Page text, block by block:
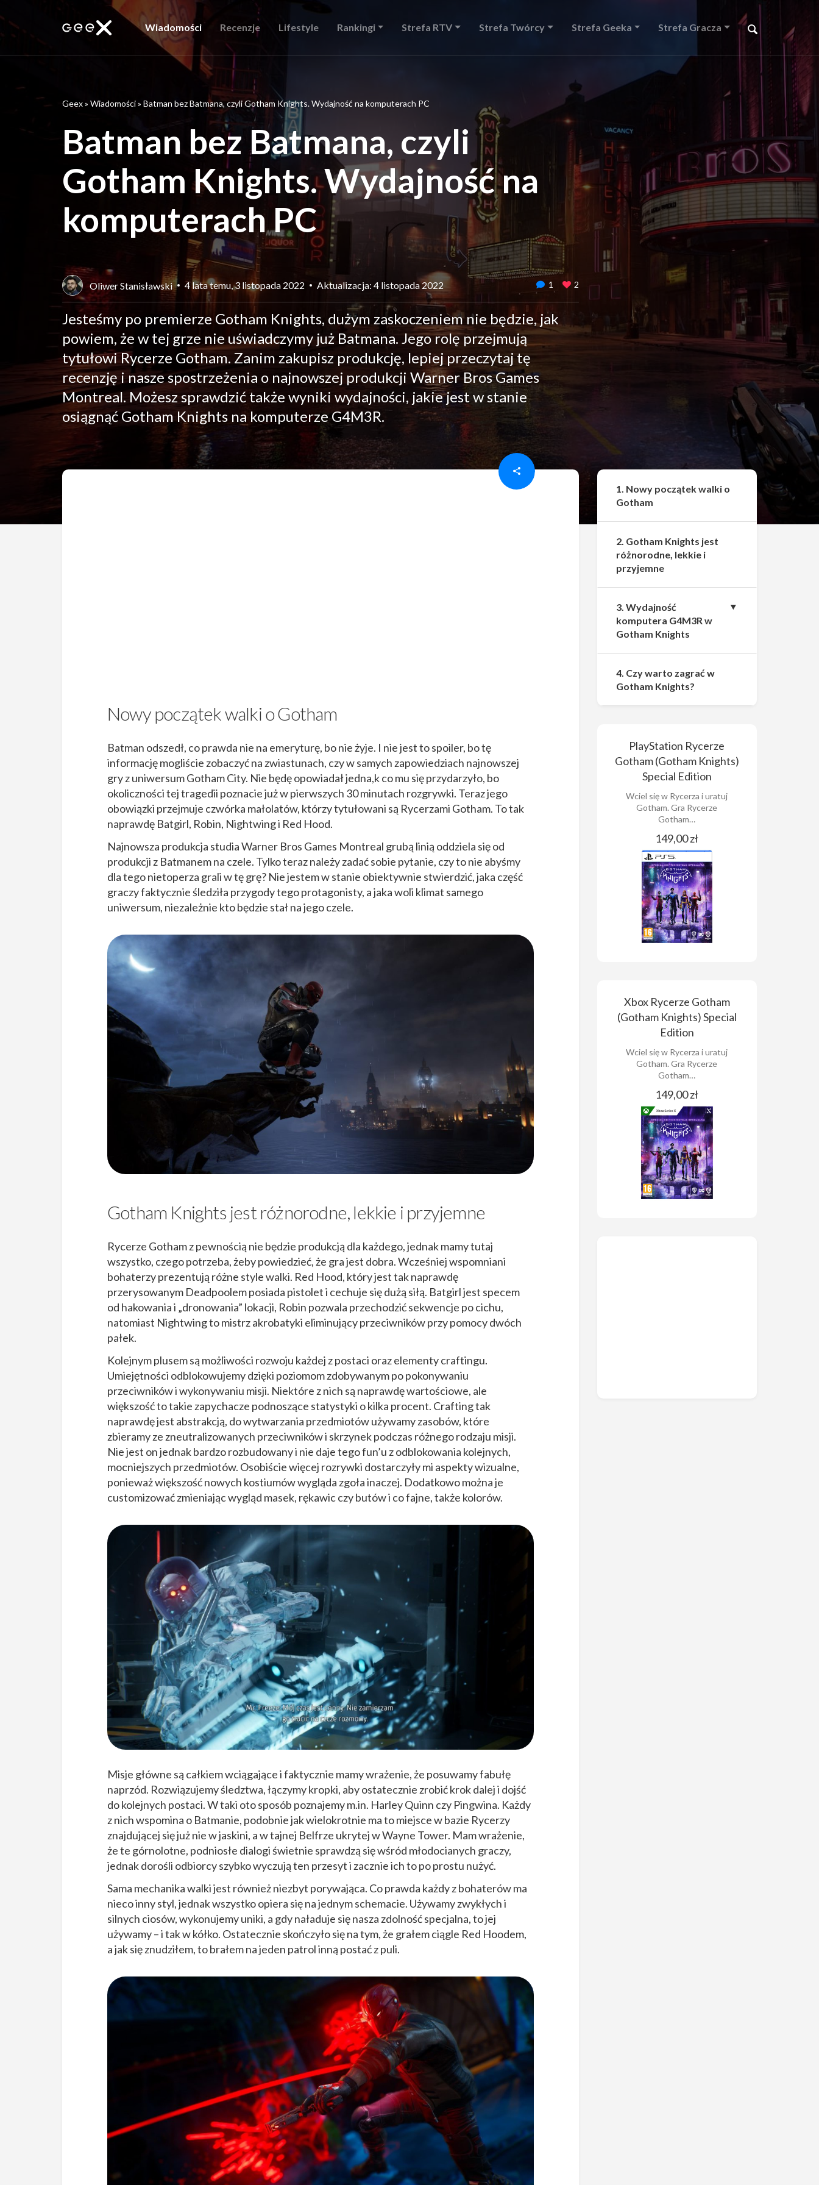
Wiadomości Recenzje Lifestyle Rankingi Strefa RTV Strefa Twórcy Strefa Geeka Strefa Gracza
Geex» Wiadomości» Batman bez Batmana, czyli Gotham Knights. Wydajność na komputerach PC
Batman bez Batmana, czyli
Gotham Knights. Wydajność na
komputerach PC
Oliwer Stanisławski 4 lata temu, 3 listopada 2022 Aktualizacja: 4 listopada 2022 1 2
Jesteśmy po premierze Gotham Knights, dużym zaskoczeniem nie będzie, jak
powiem, że w tej grze nie uświadczymy już Batmana. Jego rolę przejmują
tytułowi Rycerze Gotham. Zanim zakupisz produkcję, lepiej przeczytaj tę
recenzję i nasze spostrzeżenia o najnowszej produkcji Warner Bros Games
Montreal. Możesz sprawdzić także wyniki wydajności, jakie jest w stanie
osiągnąć Gotham Knights na komputerze G4M3R.
Udostępnij
Nowy początek walki o Gotham
Batman odszedł, co prawda nie na emeryturę, bo nie żyje. I nie jest to spoiler, bo tę
informację mogliście zobaczyć na zwiastunach, czy w samych zapowiedziach najnowszej
gry z uniwersum Gotham City. Nie będę opowiadał jedna,k co mu się przydarzyło, bo
okoliczności tej tragedii poznacie już w pierwszych 30 minutach rozgrywki. Teraz jego
obowiązki przejmuje czwórka małolatów, którzy tytułowani są Rycerzami Gotham. To tak
naprawdę Batgirl, Robin, Nightwing i Red Hood.
Najnowsza produkcja studia Warner Bros Games Montreal grubą linią oddziela się od
produkcji z Batmanem na czele. Tylko teraz należy zadać sobie pytanie, czy to nie abyśmy
dla tego nietoperza grali w tę grę? Nie jestem w stanie obiektywnie stwierdzić, jaka część
graczy faktycznie śledziła przygody tego protagonisty, a jaka woli klimat samego
uniwersum, niezależnie kto będzie stał na jego czele.
Gotham Knights jest różnorodne, lekkie i przyjemne
Rycerze Gotham z pewnością nie będzie produkcją dla każdego, jednak mamy tutaj
wszystko, czego potrzeba, żeby powiedzieć, że gra jest dobra. Wcześniej wspomniani
bohaterzy prezentują różne style walki. Red Hood, który jest tak naprawdę
przerysowanym Deadpoolem posiada pistolet i cechuje się dużą siłą. Batgirl jest specem
od hakowania i „dronowania” lokacji, Robin pozwala przechodzić sekwencje po cichu,
natomiast Nightwing to mistrz akrobatyki eliminujący przeciwników przy pomocy dwóch
pałek.
Kolejnym plusem są możliwości rozwoju każdej z postaci oraz elementy craftingu.
Umiejętności odblokowujemy dzięki poziomom zdobywanym po pokonywaniu
przeciwników i wykonywaniu misji. Niektóre z nich są naprawdę wartościowe, ale
większość to takie zapychacze podnoszące statystyki o kilka procent. Crafting tak
naprawdę jest abstrakcją, do wytwarzania przedmiotów używamy zasobów, które
zbieramy ze zneutralizowanych przeciwników i skrzynek podczas różnego rodzaju misji.
Nie jest on jednak bardzo rozbudowany i nie daje tego fun’u z odblokowania kolejnych,
mocniejszych przedmiotów. Osobiście więcej rozrywki dostarczyły mi aspekty wizualne,
ponieważ większość nowych kostiumów wygląda zgoła inaczej. Dodatkowo można je
customizować zmieniając wygląd masek, rękawic czy butów i co fajne, także kolorów.
Misje główne są całkiem wciągające i faktycznie mamy wrażenie, że posuwamy fabułę
naprzód. Rozwiązujemy śledztwa, łączymy kropki, aby ostatecznie zrobić krok dalej i dojść
do kolejnych postaci. W taki oto sposób poznajemy m.in. Harley Quinn czy Pingwina. Każdy
z nich wspomina o Batmanie, podobnie jak wielokrotnie ma to miejsce w bazie Rycerzy
znajdującej się już nie w jaskini, a w tajnej Belfrze ukrytej w Wayne Tower. Mam wrażenie,
że te górnolotne, podniosłe dialogi świetnie sprawdzą się wśród młodocianych graczy,
jednak dorośli odbiorcy szybko wyczują ten przesyt i zacznie ich to po prostu nużyć.
Sama mechanika walki jest również niezbyt porywająca. Co prawda każdy z bohaterów ma
nieco inny styl, jednak wszystko opiera się na jednym schemacie. Używamy zwykłych i
silnych ciosów, wykonujemy uniki, a gdy naładuje się nasza zdolność specjalna, to jej
używamy – i tak w kółko. Ostatecznie skończyło się na tym, że grałem ciągle Red Hoodem,
a jak się znudziłem, to brałem na jeden patrol inną postać z puli.
1. Nowy początek walki o
Gotham
2. Gotham Knights jest
różnorodne, lekkie i
przyjemne
3. Wydajność
komputera G4M3R w
Gotham Knights
4. Czy warto zagrać w
Gotham Knights?
PlayStation Rycerze
Gotham (Gotham Knights)
Special Edition
Wciel się w Rycerza i uratuj
Gotham. Gra Rycerze
Gotham…
149,00 zł
Xbox Rycerze Gotham
(Gotham Knights) Special
Edition
Wciel się w Rycerza i uratuj
Gotham. Gra Rycerze
Gotham…
149,00 zł